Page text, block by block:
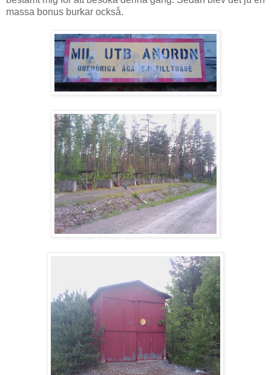
massa bonus burkar också.